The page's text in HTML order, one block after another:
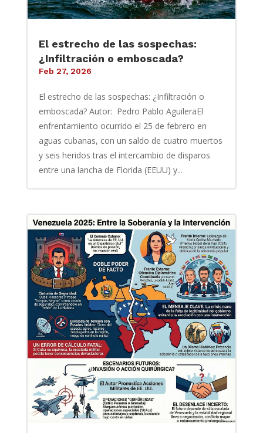
El estrecho de las sospechas:
¿Infiltración o emboscada?
Feb 27, 2026
El estrecho de las sospechas: ¿Infiltración o
emboscada? Autor: Pedro Pablo AguileraEl
enfrentamiento ocurrido el 25 de febrero en
aguas cubanas, con un saldo de cuatro muertos
y seis heridos tras el intercambio de disparos
entre una lancha de Florida (EEUU) y...